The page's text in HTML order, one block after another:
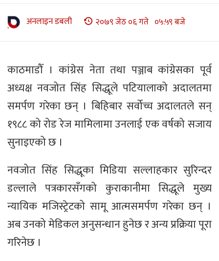
अनलाइन डबली २०७९ जेठ ०६ गते ०५:५९ बजे
काठमाडौँ । कांग्रेस नेता तथा पञ्जाब कांग्रेसका पूर्व
अध्यक्ष नवजोत सिंह सिद्धूले पटियालाको अदालतमा
समर्पण गरेका छन् । बिहिबार सर्वोच्च अदालतले सन्
१९८८ को रोड रेज मामिलामा उनलाई एक वर्षको सजाय
सुनाइएको छ ।
नवजोत सिंह सिद्धूका मिडिया सल्लाहकार सुरिन्दर
डल्लाले पत्रकारसँगको कुराकानीमा सिद्धूले मुख्य
न्यायिक मजिस्ट्रेटको सामू आत्मसमर्पण गरेका छन् ।
अब उनको मेडिकल अनुसन्धान हुनेछ र अन्य प्रक्रिया पूरा
गरिनेछ ।